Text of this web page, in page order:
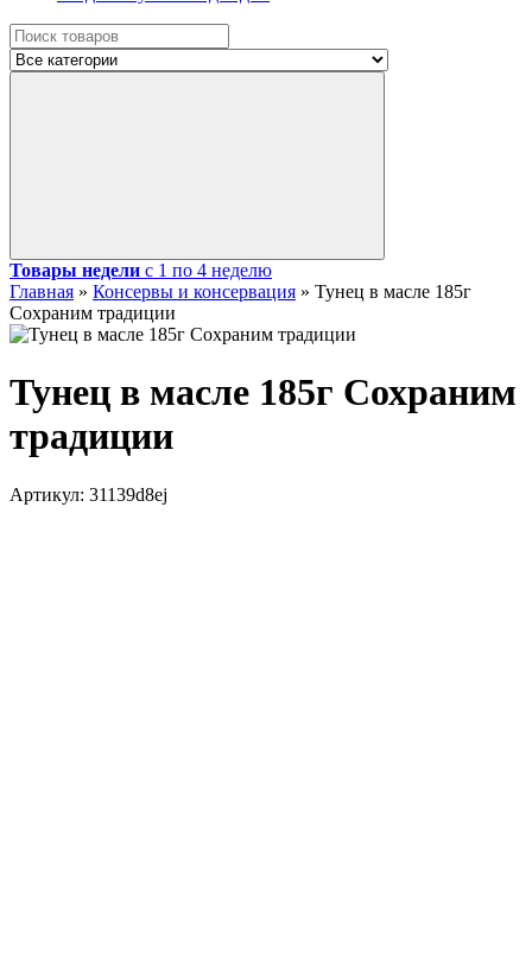
Товары недели с 1 по 4 неделю
Главная » Консервы и консервация » Тунец в масле 185г
Сохраним традиции
Тунец в масле 185г Сохраним
традиции
Артикул: 31139d8ej